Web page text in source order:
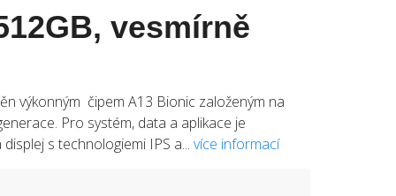
vesmírně
výkonným čipem A13 Bionic založeným na
Pro systém, data a aplikace je
s technologiemi IPS a... více informací